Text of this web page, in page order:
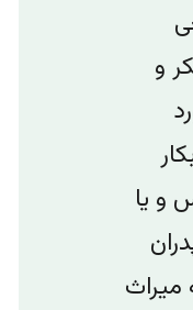
و
و یا
میراث